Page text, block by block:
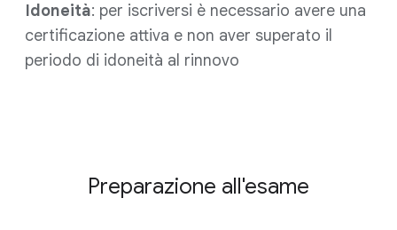
Idoneità: per iscriversi è necessario avere una
certificazione attiva e non aver superato il
periodo di idoneità al rinnovo
Preparazione all'esame